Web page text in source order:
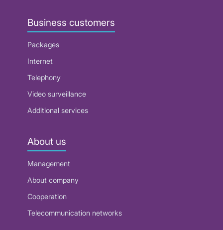
Business customers
Packages
Internet
Telephony
Video surveillance
Additional services
About us
Management
About company
Cooperation
Telecommunication networks